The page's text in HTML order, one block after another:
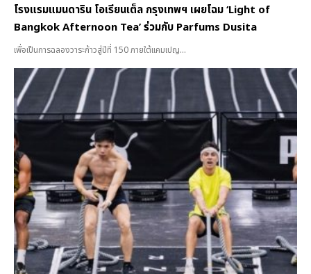
โรงแรมแมนดาริน โอเรียนเต็ล กรุงเทพฯ เผยโฉม ‘Light of
Bangkok Afternoon Tea’ ร่วมกับ Parfums Dusita
เพื่อเป็นการฉลองวาระก้าวสู่ปีที่ 150 ภายใต้แคมเปญ...